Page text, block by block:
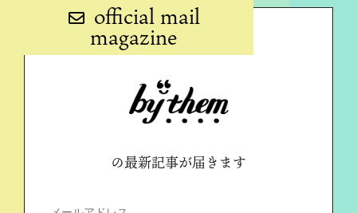
official mail
magazine
の最新記事が届きます